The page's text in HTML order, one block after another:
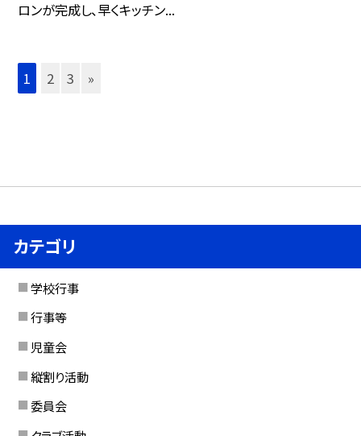
ロンが完成し、早くキッチン...
1 2 3 »
カテゴリ
学校行事
行事等
児童会
縦割り活動
委員会